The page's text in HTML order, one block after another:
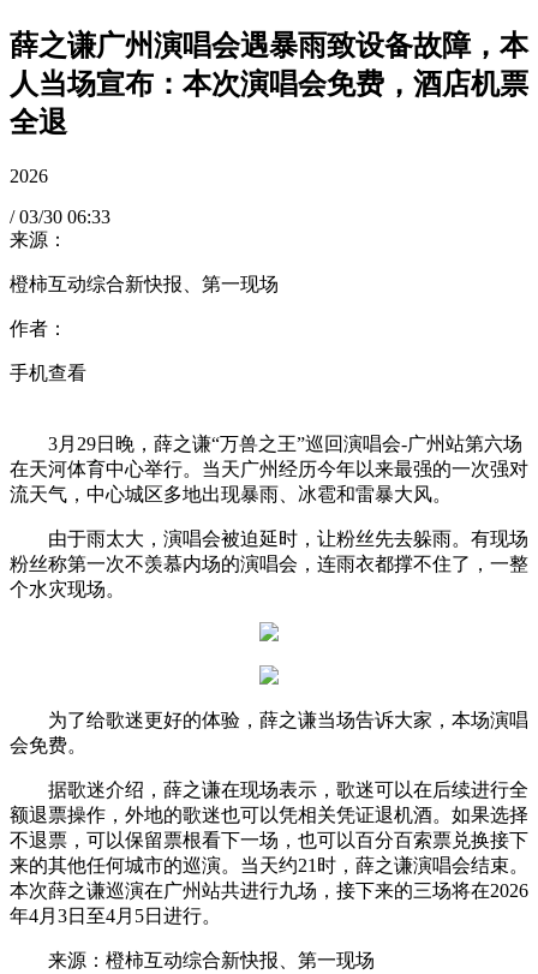
薛之谦广州演唱会遇暴雨致设备故障，本
人当场宣布：本次演唱会免费，酒店机票
全退
2026
/ 03/30 06:33
来源：
橙柿互动综合新快报、第一现场
作者：
手机查看
3月29日晚，薛之谦“万兽之王”巡回演唱会-广州站第六场
在天河体育中心举行。当天广州经历今年以来最强的一次强对
流天气，中心城区多地出现暴雨、冰雹和雷暴大风。
由于雨太大，演唱会被迫延时，让粉丝先去躲雨。有现场
粉丝称第一次不羡慕内场的演唱会，连雨衣都撑不住了，一整
个水灾现场。
为了给歌迷更好的体验，薛之谦当场告诉大家，本场演唱
会免费。
据歌迷介绍，薛之谦在现场表示，歌迷可以在后续进行全
额退票操作，外地的歌迷也可以凭相关凭证退机酒。如果选择
不退票，可以保留票根看下一场，也可以百分百索票兑换接下
来的其他任何城市的巡演。当天约21时，薛之谦演唱会结束。
本次薛之谦巡演在广州站共进行九场，接下来的三场将在2026
年4月3日至4月5日进行。
来源：橙柿互动综合新快报、第一现场